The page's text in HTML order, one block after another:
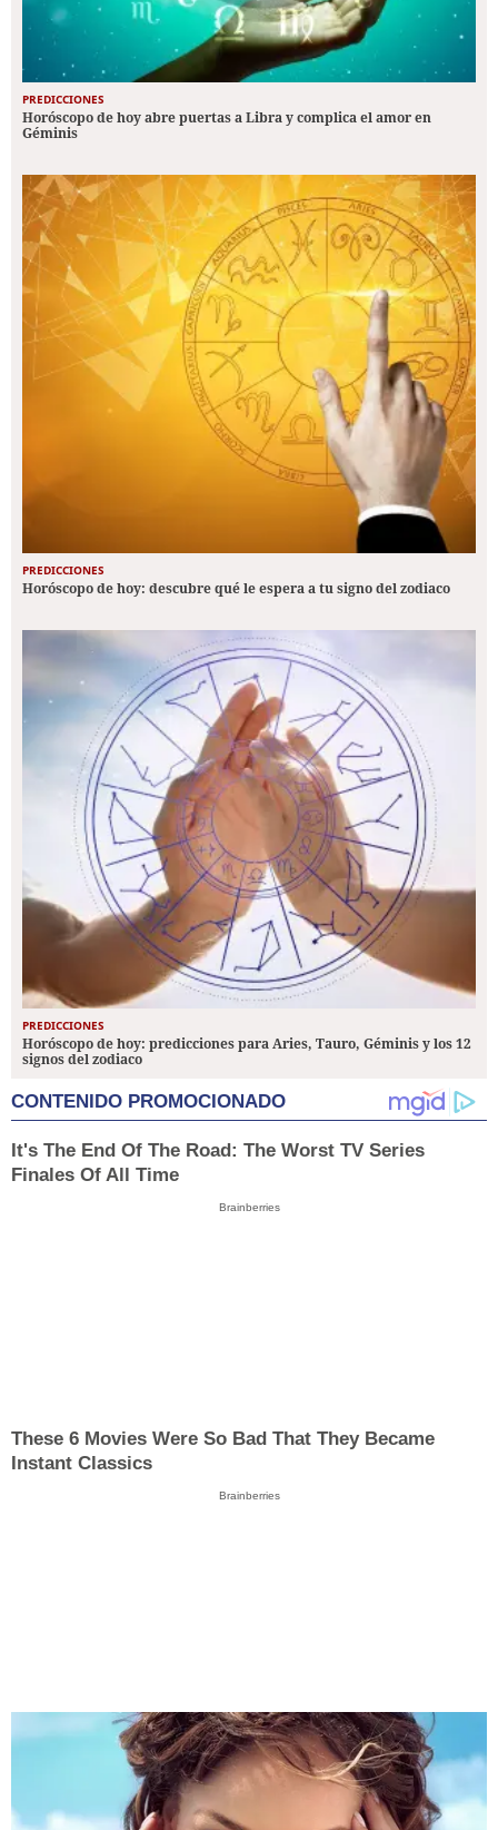
PREDICCIONES
Horóscopo de hoy abre puertas a Libra y complica el amor en
Géminis
PREDICCIONES
Horóscopo de hoy: descubre qué le espera a tu signo del zodiaco
PREDICCIONES
Horóscopo de hoy: predicciones para Aries, Tauro, Géminis y los 12
signos del zodiaco
CONTENIDO PROMOCIONADO
It's The End Of The Road: The Worst TV Series
Finales Of All Time
Brainberries
These 6 Movies Were So Bad That They Became
Instant Classics
Brainberries